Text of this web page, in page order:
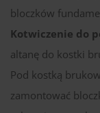
bloczków
Kotwiczenie do
altanę do kostki
Pod kostką
zamontować